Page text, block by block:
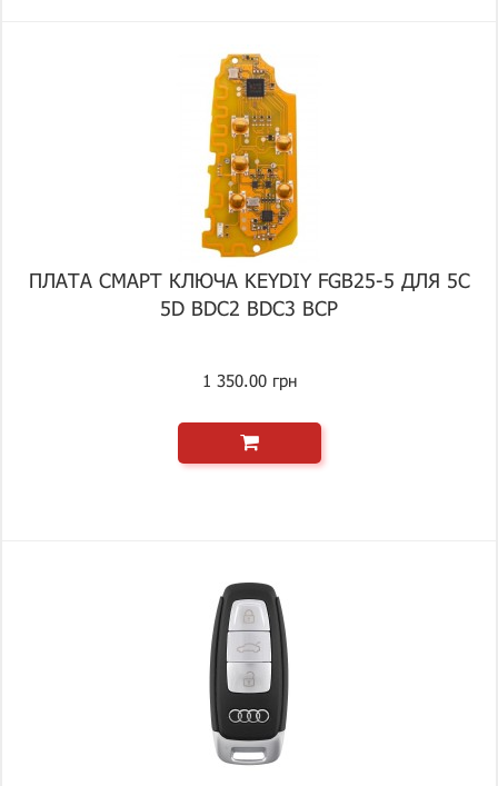
ПЛАТА СМАРТ КЛЮЧА KEYDIY FGB25-5 ДЛЯ 5C
5D BDC2 BDC3 BCP
1 350.00 грн